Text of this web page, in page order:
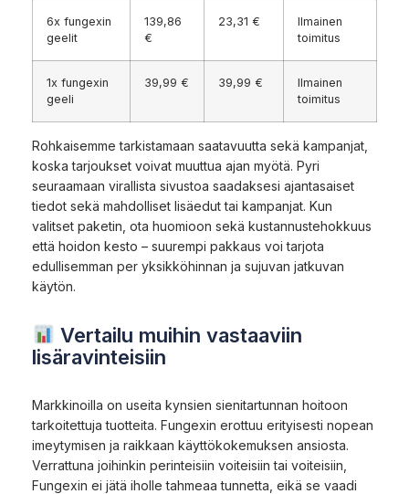
6x fungexin
geelit
139,86
€
23,31 €
Ilmainen
toimitus
1x fungexin
geeli
39,99 € 39,99 €
Ilmainen
toimitus
Rohkaisemme tarkistamaan saatavuutta sekä kampanjat,
koska tarjoukset voivat muuttua ajan myötä. Pyri
seuraamaan virallista sivustoa saadaksesi ajantasaiset
tiedot sekä mahdolliset lisäedut tai kampanjat. Kun
valitset paketin, ota huomioon sekä kustannustehokkuus
että hoidon kesto – suurempi pakkaus voi tarjota
edullisemman per yksikköhinnan ja sujuvan jatkuvan
käytön.
Vertailu muihin vastaaviin
lisäravinteisiin
Markkinoilla on useita kynsien sienitartunnan hoitoon
tarkoitettuja tuotteita. Fungexin erottuu erityisesti nopean
imeytymisen ja raikkaan käyttökokemuksen ansiosta.
Verrattuna joihinkin perinteisiin voiteisiin tai voiteisiin,
Fungexin ei jätä iholle tahmeaa tunnetta, eikä se vaadi